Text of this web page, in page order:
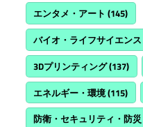
エンタメ・アート (145)
バイオ・ライフサイエンス
3Dプリンティング(137)
エネルギー・環境(115)
防衛・セキュリティ・防災